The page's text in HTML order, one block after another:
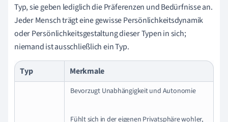
Typ, sie geben lediglich die Präferenzen und Bedürfnisse an.
Jeder Mensch trägt eine gewisse Persönlichkeitsdynamik
oder Persönlichkeitsgestaltung dieser Typen in sich;
niemand ist ausschließlich ein Typ.
Typ Merkmale
Bevorzugt Unabhängigkeit und Autonomie
Fühlt sich in der eigenen Privatsphäre wohler,